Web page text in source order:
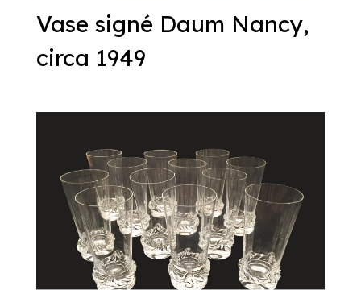
Vase signé Daum Nancy,
circa 1949